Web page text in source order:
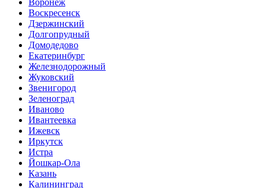
Воронеж
Воскресенск
Дзержинский
Долгопрудный
Домодедово
Екатеринбург
Железнодорожный
Жуковский
Звенигород
Зеленоград
Иваново
Ивантеевка
Ижевск
Иркутск
Истра
Йошкар-Ола
Казань
Калининград